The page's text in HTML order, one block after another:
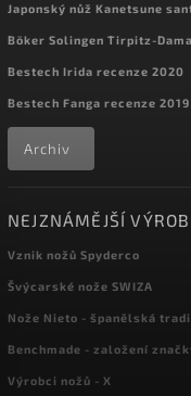
Japonský nůž Kanetsune
Böker Solingen Tirpitz-
Bestech Irida recenze 2020
Bestech Fanga recenze 2019
Archiv
NEJZNÁMĚJŠÍ
Vznik nožů Spyderco
Švýcarské nože SWIZA
Nože Nieto - španělská
Benchmade - založení
Výrobci nožů - X